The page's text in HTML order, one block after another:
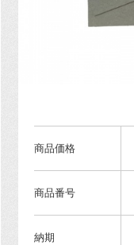
商品価格
商品番号
納期